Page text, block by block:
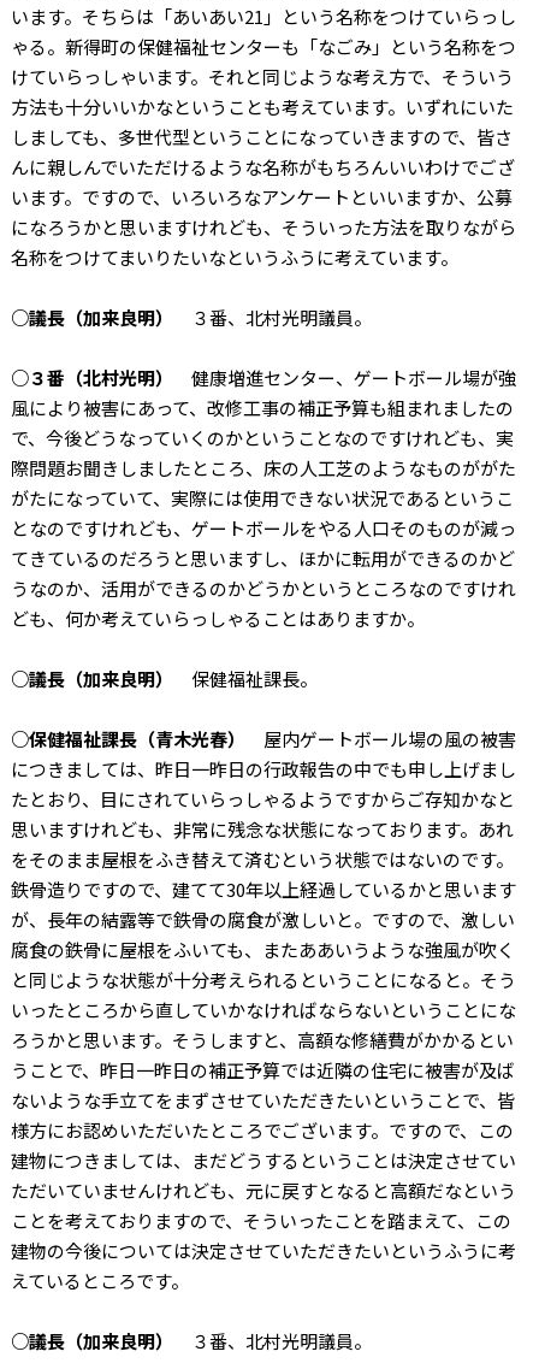
います。そちらは「あいあい21」という名称をつけていらっし
ゃる。新得町の保健福祉センターも「なごみ」という名称をつ
けていらっしゃいます。それと同じような考え方で、そういう
方法も十分いいかなということも考えています。いずれにいた
しましても、多世代型ということになっていきますので、皆さ
んに親しんでいただけるような名称がもちろんいいわけでござ
います。ですので、いろいろなアンケートといいますか、公募
になろうかと思いますけれども、そういった方法を取りながら
名称をつけてまいりたいなというふうに考えています。
○議長（加来良明） ３番、北村光明議員。
○３番（北村光明）
健康増進センター、ゲートボール場が強
風により被害にあって、改修工事の補正予算も組まれましたの
で、今後どうなっていくのかということなのですけれども、実
際問題お聞きしましたところ、床の人工芝のようなものががた
がたになっていて、実際には使用できない状況であるというこ
となのですけれども、ゲートボールをやる人口そのものが減っ
てきているのだろうと思いますし、ほかに転用ができるのかど
うなのか、活用ができるのかどうかというところなのですけれ
ども、何か考えていらっしゃることはありますか。
○議長（加来良明） 保健福祉課長。
○保健福祉課長（青木光春）
屋内ゲートボール場の風の被害
につきましては、昨日一昨日の行政報告の中でも申し上げまし
たとおり、目にされていらっしゃるようですからご存知かなと
思いますけれども、非常に残念な状態になっております。あれ
をそのまま屋根をふき替えて済むという状態ではないのです。
鉄骨造りですので、建てて30年以上経過しているかと思います
が、長年の結露等で鉄骨の腐食が激しいと。ですので、激しい
腐食の鉄骨に屋根をふいても、またああいうような強風が吹く
と同じような状態が十分考えられるということになると。そう
いったところから直していかなければならないということにな
ろうかと思います。そうしますと、高額な修繕費がかかるとい
うことで、昨日一昨日の補正予算では近隣の住宅に被害が及ば
ないような手立てをまずさせていただきたいということで、皆
様方にお認めいただいたところでございます。ですので、この
建物につきましては、まだどうするということは決定させてい
ただいていませんけれども、元に戻すとなると高額だなという
ことを考えておりますので、そういったことを踏まえて、この
建物の今後については決定させていただきたいというふうに考
えているところです。
○議長（加来良明） ３番、北村光明議員。